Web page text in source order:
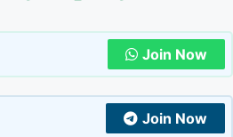
Join Now
Join Now